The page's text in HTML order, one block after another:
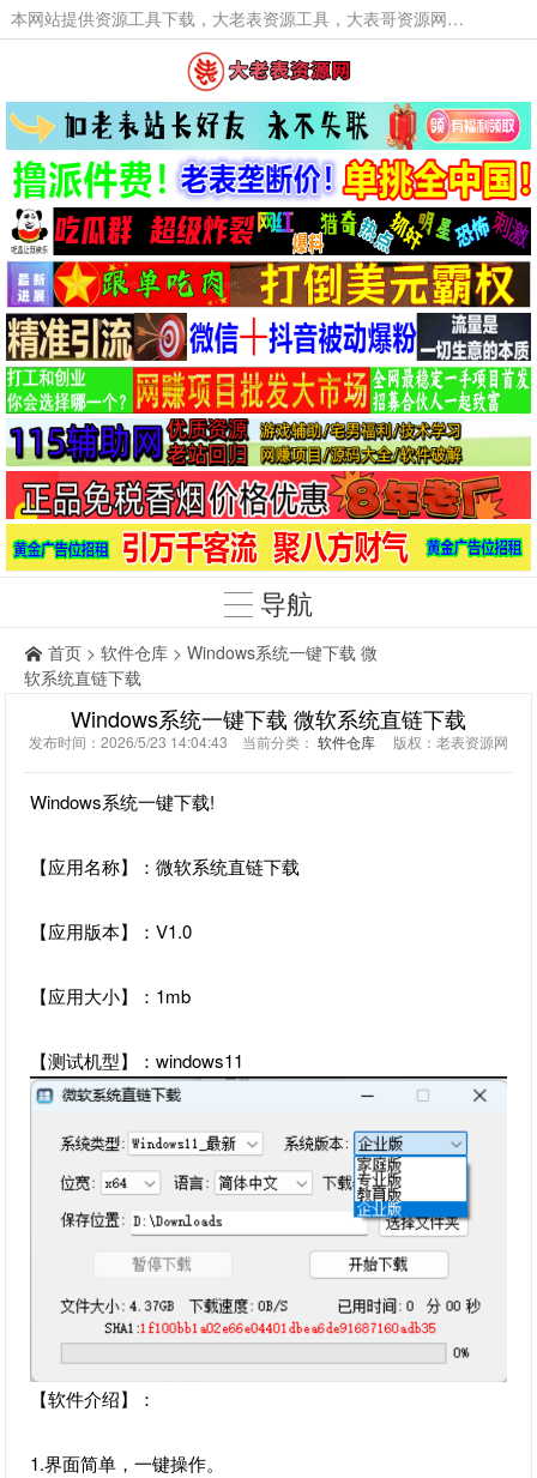
本网站提供资源工具下载，大老表资源工具，大表哥资源网软件工具，大老表资源下载，活动线报福利资源分享,活动线报，大型网游经典游戏，网络热门技术游戏辅助交流与分享。
导航
首页 > 软件仓库 > Windows系统一键下载 微
软系统直链下载
Windows系统一键下载 微软系统直链下载
发布时间：2026/5/23 14:04:43 当前分类： 软件仓库 版权：老表资源网
Windows系统一键下载!
【应用名称】：微软系统直链下载
【应用版本】：V1.0
【应用大小】：1mb
【测试机型】：windows11
【软件介绍】：
1.界面简单，一键操作。